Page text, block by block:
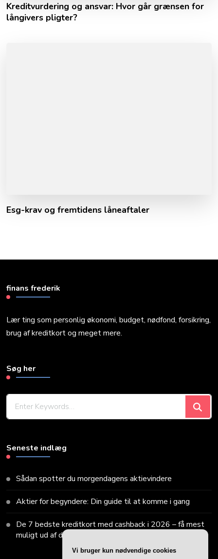
Kreditvurdering og ansvar: Hvor går grænsen for
långivers pligter?
Esg-krav og fremtidens låneaftaler
finans frederik
Lær ting som personlig økonomi, budget, nødfond, forsikring,
brug af kreditkort og meget mere.
Søg her
Seneste indlæg
Sådan spotter du morgendagens aktievindere
Aktier for begyndere: Din guide til at komme i gang
De 7 bedste kreditkort med cashback i 2026 – få mest
muligt ud af dine køb
Vi bruger kun nødvendige cookies